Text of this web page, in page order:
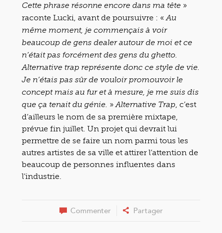
Cette phrase résonne encore dans ma tête »
raconte Lucki, avant de poursuivre : «Au
même moment, je commençais à voir
beaucoup de gens dealer autour de moi et ce
n’était pas forcément des gens du ghetto.
Alternative trap représente donc ce style de vie.
Je n’étais pas sûr de vouloir promouvoir le
concept mais au fur et à mesure, je me suis dis
que ça tenait du génie. »Alternative Trap, c’est
d’ailleurs le nom de sa première mixtape,
prévue fin juillet. Un projet qui devrait lui
permettre de se faire un nom parmi tous les
autres artistes de sa ville et attirer l’attention de
beaucoup de personnes influentes dans
l’industrie.
Commenter Partager